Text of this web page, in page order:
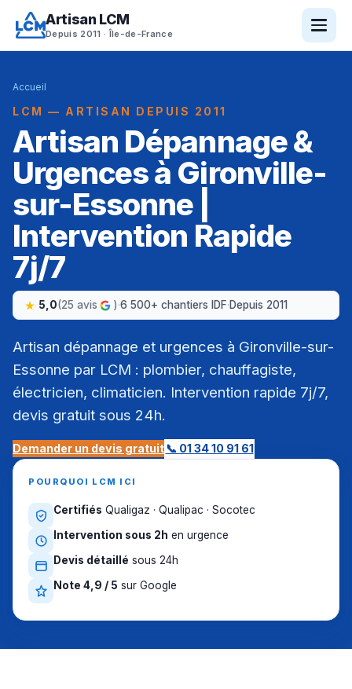
Artisan LCM
Depuis 2011 · Île-de-France
Accueil
LCM — ARTISAN DEPUIS 2011
Artisan Dépannage &
Urgences à Gironville-
sur-Essonne |
Intervention Rapide
7j/7
5,0(25 avis )·6 500+ chantiers IDF·Depuis 2011
Artisan dépannage et urgences à Gironville-sur-
Essonne par LCM : plombier, chauffagiste,
électricien, climaticien. Intervention rapide 7j/7,
devis gratuit sous 24h.
Demander un devis gratuit📞 01 34 10 91 61
POURQUOI LCM ICI
Certifiés Qualigaz · Qualipac · Socotec
Intervention sous 2h en urgence
Devis détaillé sous 24h
Note 4,9 / 5 sur Google